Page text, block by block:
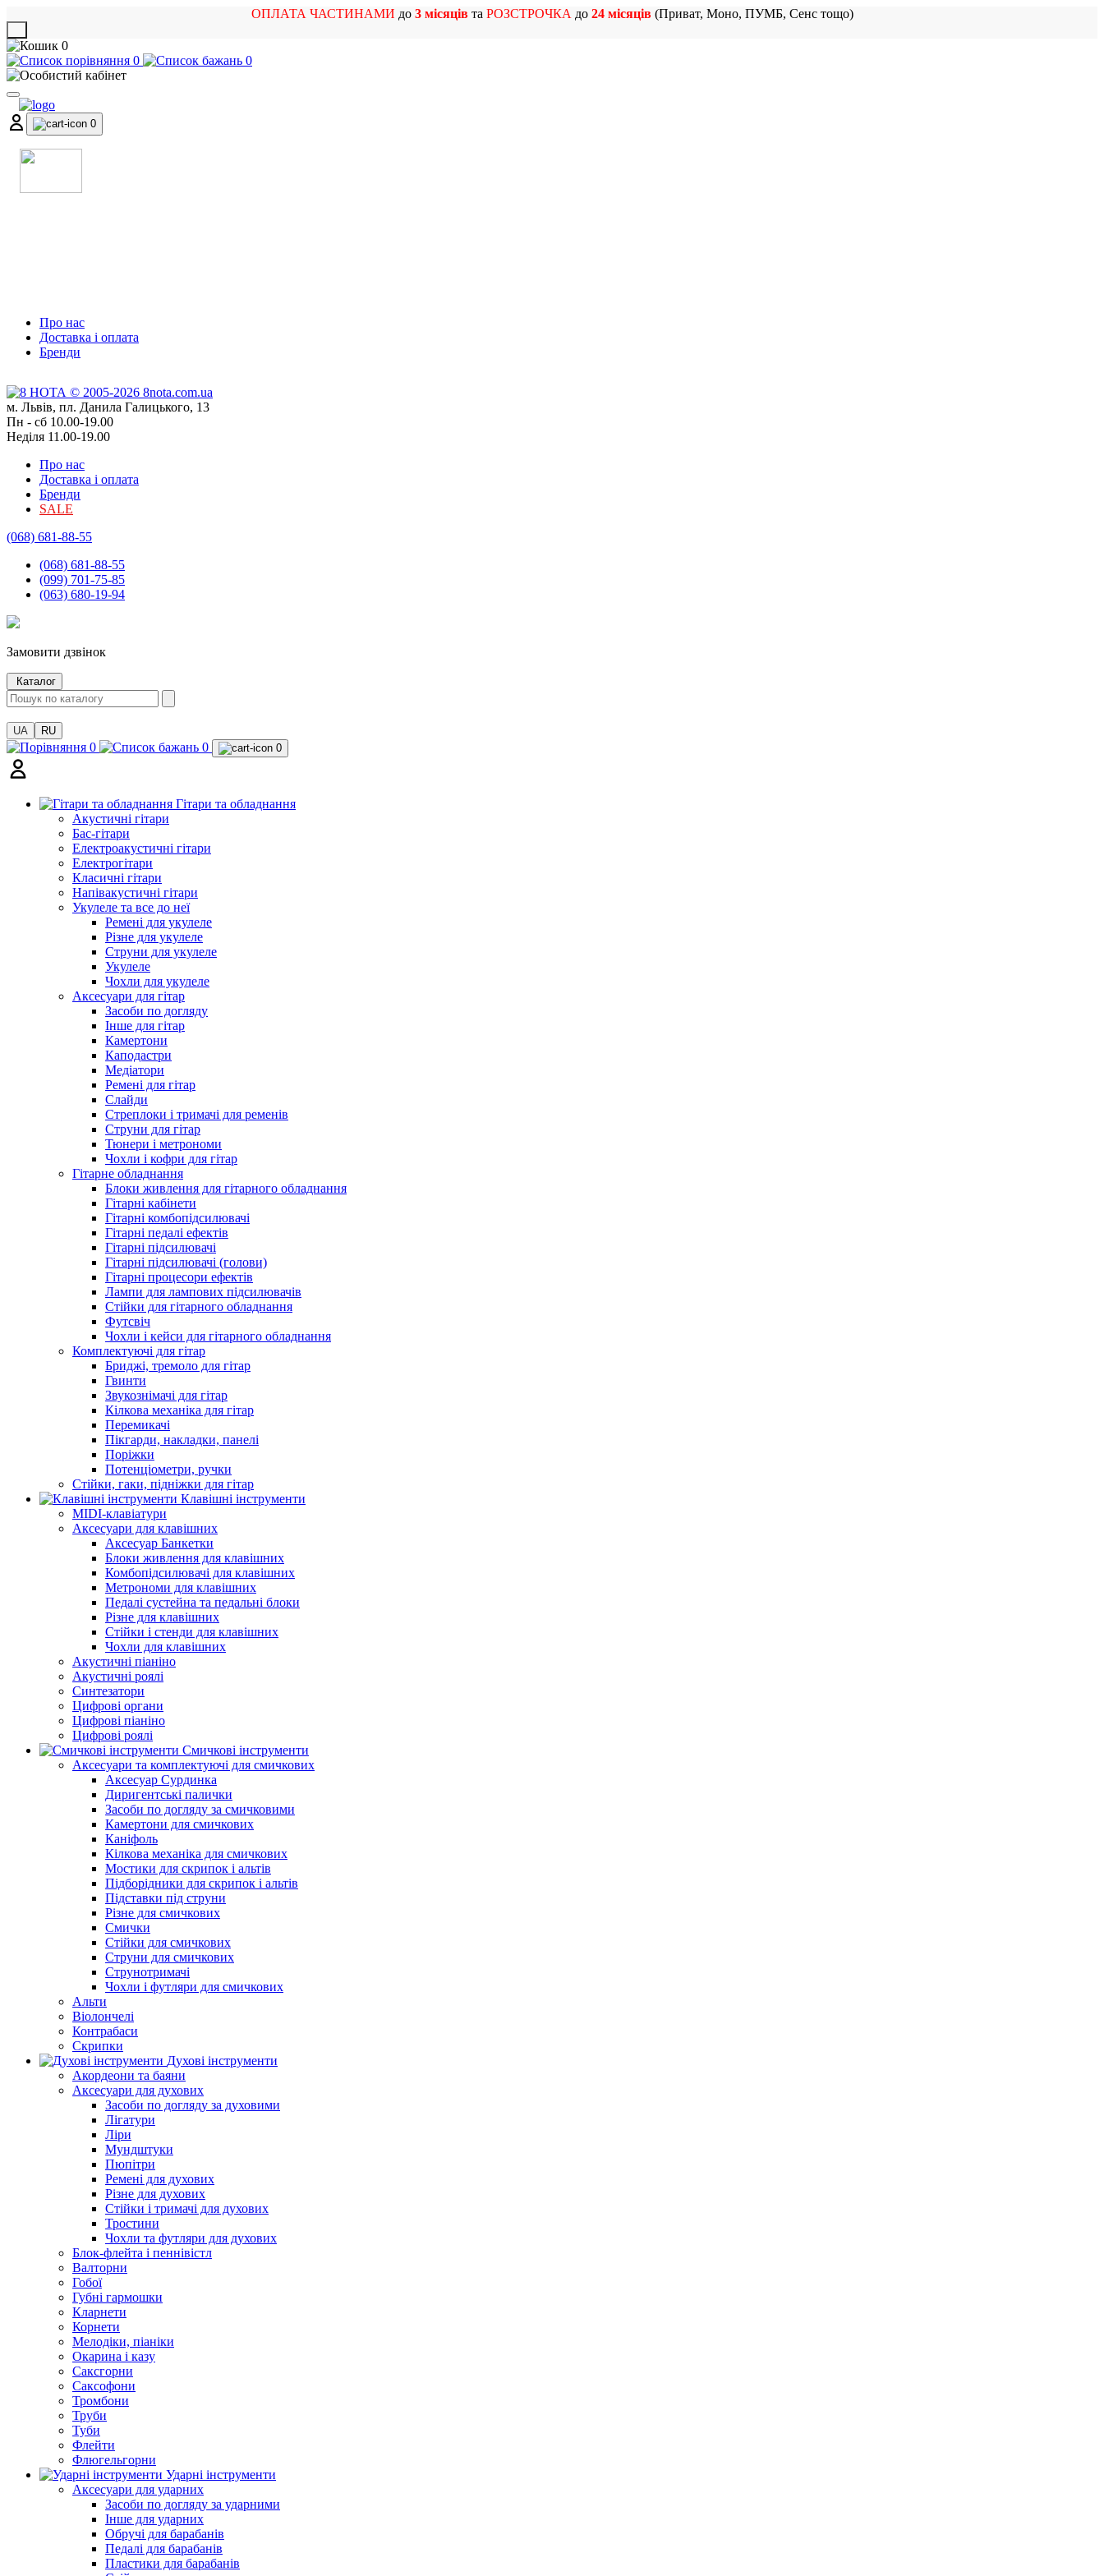
ОПЛАТА ЧАСТИНАМИ до 3 місяцівта РОЗСТРОЧКА до 24 місяців(Приват, Моно, ПУМБ, Сенс тощо)
0
0
0
0
Про нас
Доставка і оплата
Бренди
м. Львів, пл. Данила Галицького, 13
Пн - сб 10.00-19.00
Неділя 11.00-19.00
Про нас
Доставка і оплата
Бренди
SALE
(068) 681-88-55
(068) 681-88-55
(099) 701-75-85
(063) 680-19-94
Замовити дзвінок
Каталог
UA RU
0 0 0
Гітари та обладнання
Акустичні гітари
Бас-гітари
Електроакустичні гітари
Електрогітари
Класичні гітари
Напівакустичні гітари
Укулеле та все до неї
Ремені для укулеле
Різне для укулеле
Струни для укулеле
Укулеле
Чохли для укулеле
Аксесуари для гітар
Засоби по догляду
Інше для гітар
Камертони
Каподастри
Медіатори
Ремені для гітар
Слайди
Стреплоки і тримачі для ременів
Струни для гітар
Тюнери і метрономи
Чохли і кофри для гітар
Гітарне обладнання
Блоки живлення для гітарного обладнання
Гітарні кабінети
Гітарні комбопідсилювачі
Гітарні педалі ефектів
Гітарні підсилювачі
Гітарні підсилювачі (голови)
Гітарні процесори ефектів
Лампи для лампових підсилювачів
Стійки для гітарного обладнання
Футсвіч
Чохли і кейси для гітарного обладнання
Комплектуючі для гітар
Бриджі, тремоло для гітар
Гвинти
Звукознімачі для гітар
Кілкова механіка для гітар
Перемикачі
Пікгарди, накладки, панелі
Поріжки
Потенціометри, ручки
Стійки, гаки, підніжки для гітар
Клавішні інструменти
MIDI-клавіатури
Аксесуари для клавішних
Аксесуар Банкетки
Блоки живлення для клавішних
Комбопідсилювачі для клавішних
Метрономи для клавішних
Педалі сустейна та педальні блоки
Різне для клавішних
Стійки і стенди для клавішних
Чохли для клавішних
Акустичні піаніно
Акустичні роялі
Синтезатори
Цифрові органи
Цифрові піаніно
Цифрові роялі
Смичкові інструменти
Аксесуари та комплектуючі для смичкових
Аксесуар Сурдинка
Диригентські палички
Засоби по догляду за смичковими
Камертони для смичкових
Каніфоль
Кілкова механіка для смичкових
Мостики для скрипок і альтів
Підборiдники для скрипок і альтів
Підставки під струни
Різне для смичкових
Смички
Стійки для смичкових
Струни для смичкових
Струнотримачі
Чохли і футляри для смичкових
Альти
Віолончелі
Контрабаси
Скрипки
Духові інструменти
Акордеони та баяни
Аксесуари для духових
Засоби по догляду за духовими
Лігатури
Ліри
Мундштуки
Пюпітри
Ремені для духових
Різне для духових
Стійки і тримачі для духових
Тростини
Чохли та футляри для духових
Блок-флейта і пеннівістл
Валторни
Гобої
Губні гармошки
Кларнети
Корнети
Мелодіки, піаніки
Окарина і казу
Саксгорни
Саксофони
Тромбони
Труби
Туби
Флейти
Флюгельгорни
Ударні інструменти
Аксесуари для ударних
Засоби по догляду за ударними
Інше для ударних
Обручі для барабанів
Педалі для барабанів
Пластики для барабанів